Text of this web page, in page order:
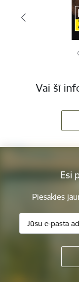
Vai šī
Esi
Piesakies